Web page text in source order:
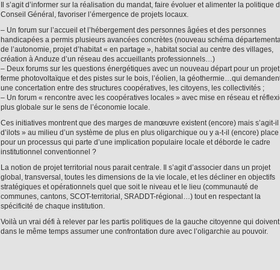
Il s’agit d’informer sur la réalisation du mandat, faire évoluer et alimenter la politique
Conseil Général, favoriser l’émergence de projets locaux.
– Un forum sur l’accueil et l’hébergement des personnes âgées et des personnes
handicapées a permis plusieurs avancées concrètes (nouveau schéma
de l’autonomie, projet d’habitat « en partage », habitat social au centre des villages,
création à Anduze d’un réseau des accueillants professionnels…)
– Deux forums sur les questions énergétiques avec un nouveau départ pour un
ferme photovoltaïque et des pistes sur le bois, l’éolien, la géothermie…qui
une concertation entre des structures coopératives, les citoyens, les collectivités ;
– Un forum « rencontre avec les coopératives locales » avec mise en réseau et
plus globale sur le sens de l’économie locale.
Ces initiatives montrent que des marges de manœuvre existent (encore) mais s’agit-il
d’ilots » au milieu d’un système de plus en plus oligarchique ou y a-t-il (encore) place
pour un processus qui parte d’une implication populaire locale et déborde le cadre
institutionnel conventionnel ?
La notion de projet territorial nous parait centrale. Il s’agit d’associer dans un projet
global, transversal, toutes les dimensions de la vie locale, et les décliner en objectifs
stratégiques et opérationnels quel que soit le niveau et le lieu (communauté de
communes, cantons, SCOT-territorial, SRADDT-régional…) tout en respectant la
spécificité de chaque institution.
Voilà un vrai défi à relever par les partis politiques de la gauche citoyenne qui doivent
dans le même temps assumer une confrontation dure avec l’oligarchie au pouvoir.